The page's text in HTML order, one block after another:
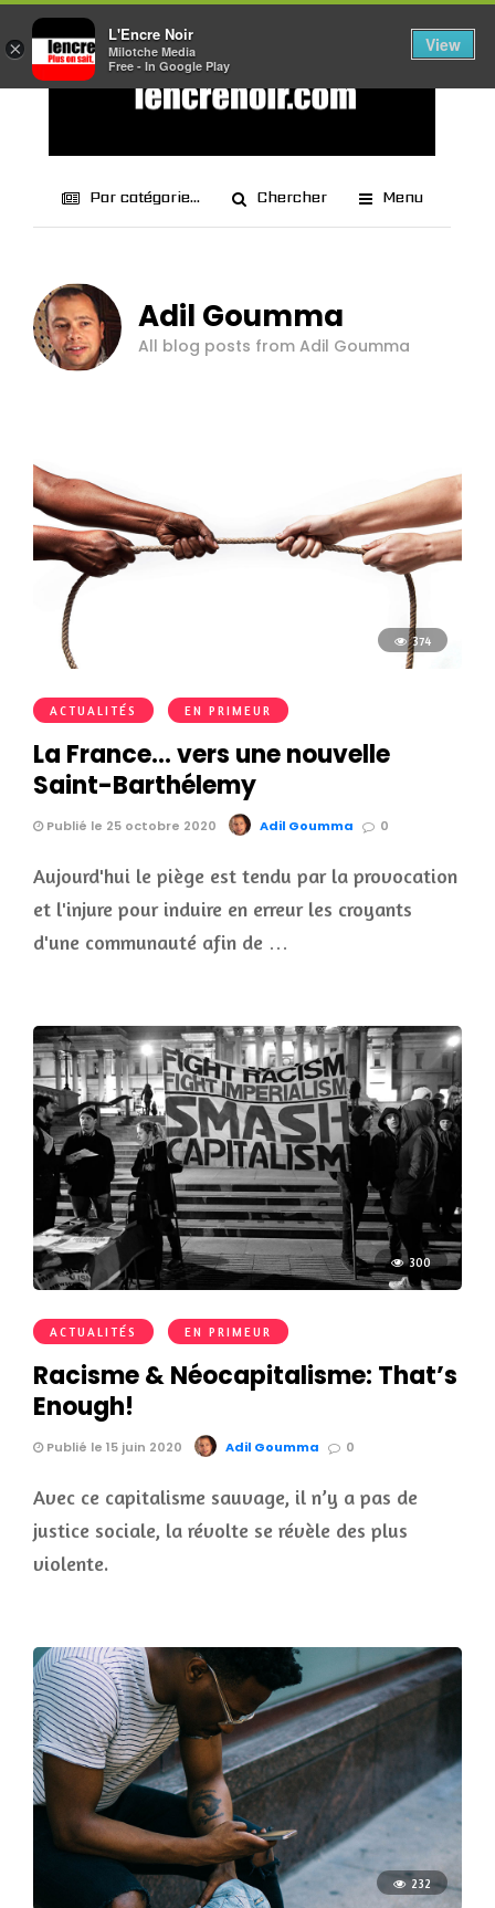
Par catégorie... Chercher Menu
Adil Goumma
All blog posts from Adil Goumma
374
ACTUALITÉS EN PRIMEUR
La France… vers une nouvelle
Saint-Barthélemy
Publié le 25 octobre 2020 Adil Goumma 0
Aujourd'hui le piège est tendu par la provocation
et l'injure pour induire en erreur les croyants
d'une communauté afin de …
300
ACTUALITÉS EN PRIMEUR
Racisme & Néocapitalisme: That’s
Enough!
Publié le 15 juin 2020 Adil Goumma 0
Avec ce capitalisme sauvage, il n’y a pas de
justice sociale, la révolte se révèle des plus
violente.
232
×
L'Encre Noir
Milotche Media
Free - In Google Play
View